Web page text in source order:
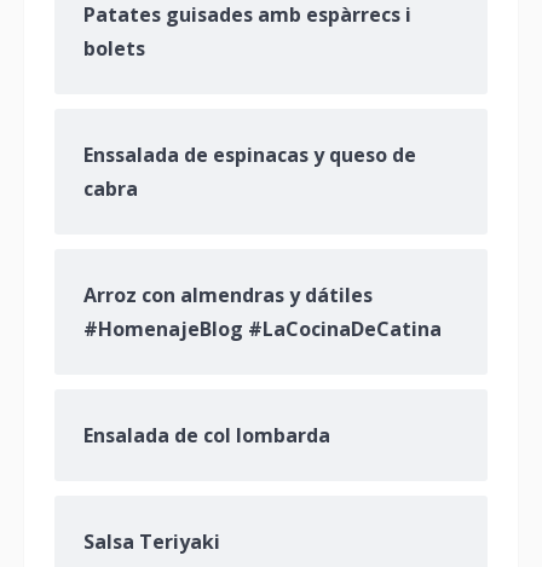
Patates guisades amb espàrrecs i
bolets
Enssalada de espinacas y queso de
cabra
Arroz con almendras y dátiles
#HomenajeBlog #LaCocinaDeCatina
Ensalada de col lombarda
Salsa Teriyaki